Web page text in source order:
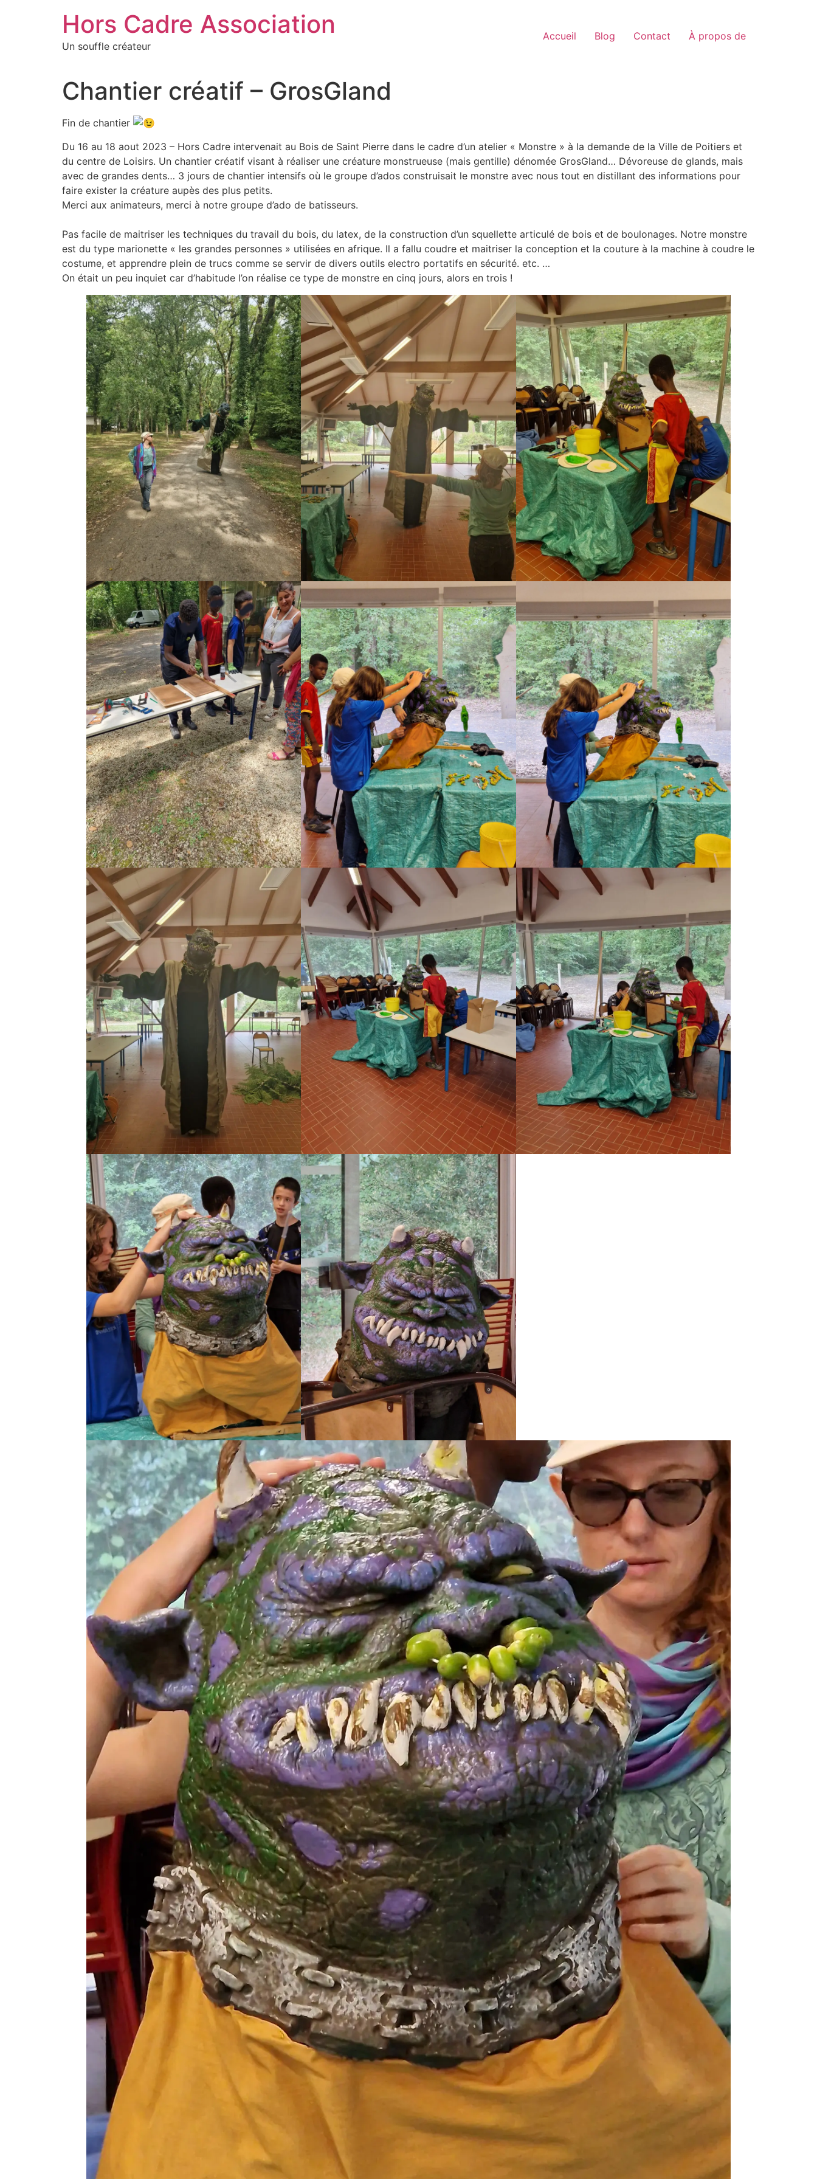
Hors Cadre Association
Un souffle créateur
Accueil Blog Contact À propos de
Chantier créatif – GrosGland
Fin de chantier
Du 16 au 18 aout 2023 – Hors Cadre intervenait au Bois de Saint Pierre dans le cadre d’un atelier « Monstre » à la demande de la Ville de Poitiers et
du centre de Loisirs. Un chantier créatif visant à réaliser une créature monstrueuse (mais gentille) dénomée GrosGland… Dévoreuse de glands, mais
avec de grandes dents… 3 jours de chantier intensifs où le groupe d’ados construisait le monstre avec nous tout en distillant des informations pour
faire exister la créature aupès des plus petits.
Merci aux animateurs, merci à notre groupe d’ado de batisseurs.
Pas facile de maitriser les techniques du travail du bois, du latex, de la construction d’un squellette articulé de bois et de boulonages. Notre monstre
est du type marionette « les grandes personnes » utilisées en afrique. Il a fallu coudre et maitriser la conception et la couture à la machine à coudre le
costume, et apprendre plein de trucs comme se servir de divers outils electro portatifs en sécurité. etc. …
On était un peu inquiet car d’habitude l’on réalise ce type de monstre en cinq jours, alors en trois !